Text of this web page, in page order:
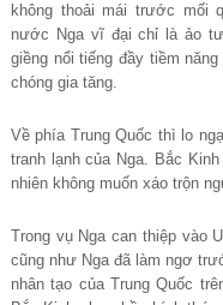
không thoải mái trước mối
nước Nga vĩ đại chỉ là ảo
giềng nổi tiếng đầy tiềm
chóng gia tăng.
Về phía Trung Quốc thì lo
tranh lạnh của Nga. Bắc
nhiên không muốn xáo trộn
Trong vụ Nga can thiệp vào
cũng như Nga đã làm ngơ
nhân tạo của Trung Quốc